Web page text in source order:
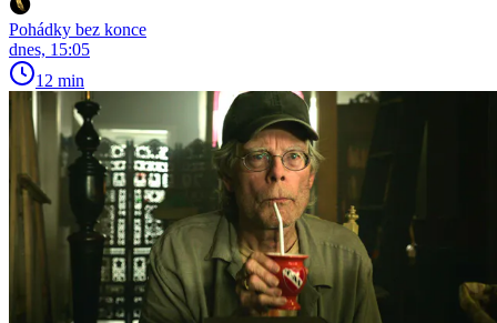
Pohádky bez konce
dnes, 15:05
12 min